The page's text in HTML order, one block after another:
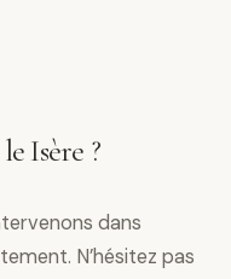
Isère ?
dans
N’hésitez pas